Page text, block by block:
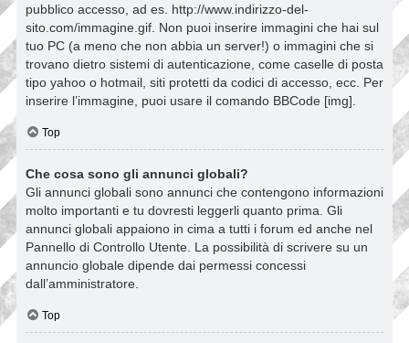
pubblico accesso, ad es. http://www.indirizzo-del-
sito.com/immagine.gif. Non puoi inserire immagini che hai sul
tuo PC (a meno che non abbia un server!) o immagini che si
trovano dietro sistemi di autenticazione, come caselle di posta
tipo yahoo o hotmail, siti protetti da codici di accesso, ecc. Per
inserire l’immagine, puoi usare il comando BBCode [img].
Top
Che cosa sono gli annunci globali?
Gli annunci globali sono annunci che contengono informazioni
molto importanti e tu dovresti leggerli quanto prima. Gli
annunci globali appaiono in cima a tutti i forum ed anche nel
Pannello di Controllo Utente. La possibilità di scrivere su un
annuncio globale dipende dai permessi concessi
dall’amministratore.
Top